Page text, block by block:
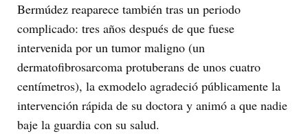
Bermúdez reaparece también tras un periodo
complicado: tres años después de que fuese
intervenida por un tumor maligno (un
dermatofibrosarcoma protuberans de unos cuatro
centímetros), la exmodelo agradeció públicamente la
intervención rápida de su doctora y animó a que nadie
baje la guardia con su salud.